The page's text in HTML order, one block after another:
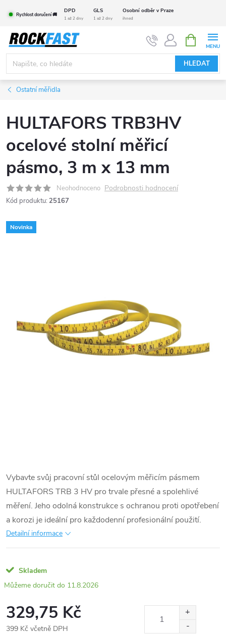
obsah
Rychlost doručení 🚚
DPD GLS Osobní odběr v Praze
1 až 2 dny 1 až 2 dny ihned
HLEDAT
NÁKUPNÍ
KOŠÍK
Ostatní měřidla
HULTAFORS TRB3HV
ocelové stolní měřicí
pásmo, 3 m x 13 mm
Neohodnoceno Podrobnosti hodnocení
Kód produktu: 25167
Novinka
Vybavte svůj pracovní stůl ocelovým měřicím pásmem
HULTAFORS TRB 3 HV pro trvale přesné a spolehlivé
měření. Jeho odolná konstrukce s ochranou proti opotřebení
a korozi je ideální pro každodenní profesionální použití.
Detailní informace
Skladem
11.8.2026
329,75 Kč
399 Kč včetně DPH